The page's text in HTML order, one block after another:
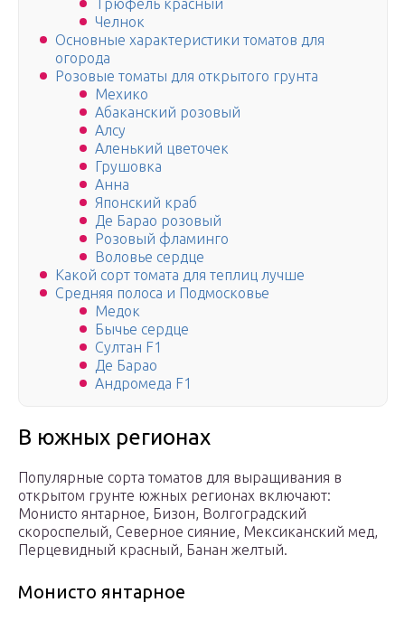
Трюфель красный
Челнок
Основные характеристики томатов для
огорода
Розовые томаты для открытого грунта
Мехико
Абаканский розовый
Алсу
Аленький цветочек
Грушовка
Анна
Японский краб
Де Барао розовый
Розовый фламинго
Воловье сердце
Какой сорт томата для теплиц лучше
Средняя полоса и Подмосковье
Медок
Бычье сердце
Султан F1
Де Барао
Андромеда F1
В южных регионах
Популярные сорта томатов для выращивания в
открытом грунте южных регионах включают:
Монисто янтарное, Бизон, Волгоградский
скороспелый, Северное сияние, Мексиканский мед,
Перцевидный красный, Банан желтый.
Монисто янтарное